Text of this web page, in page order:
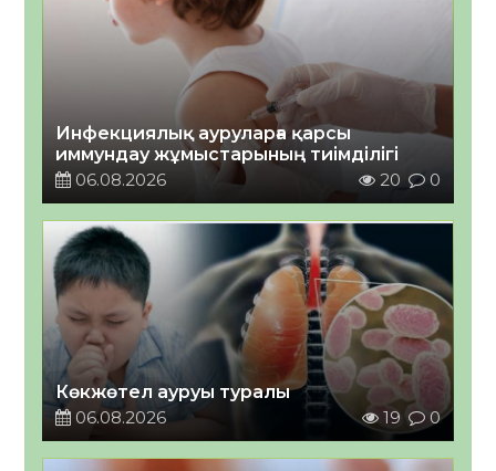
Инфекциялық ауруларға қарсы
иммундау жұмыстарының тиімділігі
06.08.2026
20 0
Көкжөтел ауруы туралы
06.08.2026
19 0